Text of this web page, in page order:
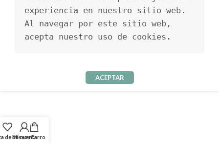
de deseos
Mi cuentaCarro
experiencia en nuestro sitio web.
Al navegar por este sitio web,
acepta nuestro uso de cookies.
ACEPTAR